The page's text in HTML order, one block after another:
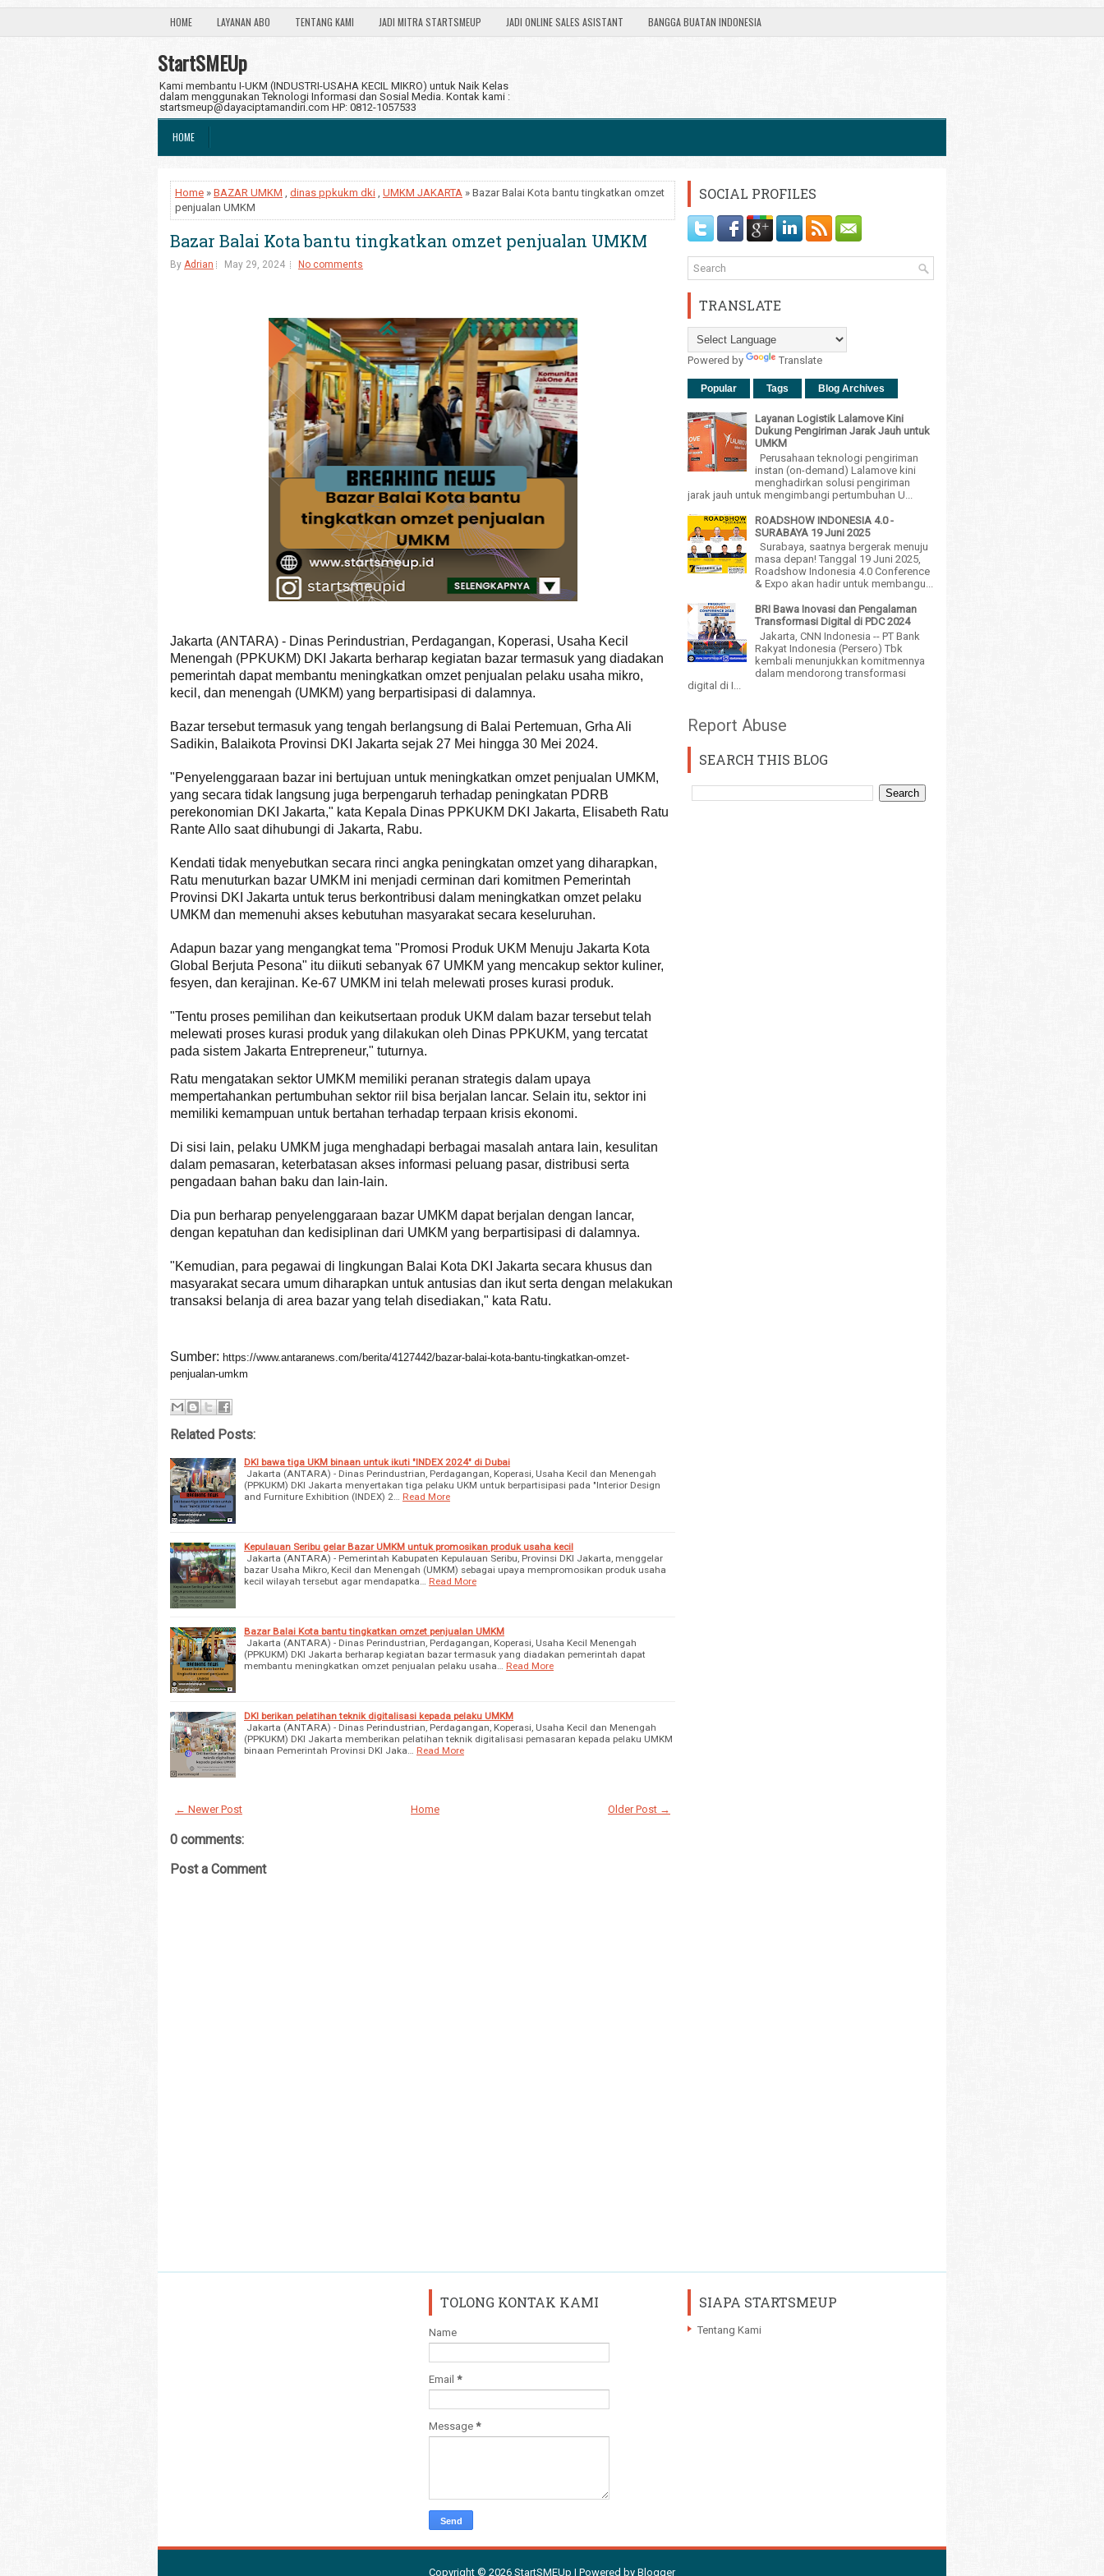
HOME LAYANAN ABO TENTANG KAMI JADI MITRA STARTSMEUP JADI ONLINE SALES ASISTANT BANGGA BUATAN INDONESIA
StartSMEUp
Kami membantu I-UKM (INDUSTRI-USAHA KECIL MIKRO) untuk Naik Kelas
dalam menggunakan Teknologi Informasi dan Sosial Media. Kontak kami :
startsmeup@dayaciptamandiri.com HP: 0812-1057533
HOME
Home » BAZAR UMKM , dinas ppkukm dki , UMKM JAKARTA » Bazar Balai Kota bantu tingkatkan omzet
penjualan UMKM
Bazar Balai Kota bantu tingkatkan omzet penjualan UMKM
By Adrian May 29, 2024 No comments
Jakarta (ANTARA) - Dinas Perindustrian, Perdagangan, Koperasi, Usaha Kecil
Menengah (PPKUKM) DKI Jakarta berharap kegiatan bazar termasuk yang diadakan
pemerintah dapat membantu meningkatkan omzet penjualan pelaku usaha mikro,
kecil, dan menengah (UMKM) yang berpartisipasi di dalamnya.
Bazar tersebut termasuk yang tengah berlangsung di Balai Pertemuan, Grha Ali
Sadikin, Balaikota Provinsi DKI Jakarta sejak 27 Mei hingga 30 Mei 2024.
"Penyelenggaraan bazar ini bertujuan untuk meningkatkan omzet penjualan UMKM,
yang secara tidak langsung juga berpengaruh terhadap peningkatan PDRB
perekonomian DKI Jakarta," kata Kepala Dinas PPKUKM DKI Jakarta, Elisabeth Ratu
Rante Allo saat dihubungi di Jakarta, Rabu.
Kendati tidak menyebutkan secara rinci angka peningkatan omzet yang diharapkan,
Ratu menuturkan bazar UMKM ini menjadi cerminan dari komitmen Pemerintah
Provinsi DKI Jakarta untuk terus berkontribusi dalam meningkatkan omzet pelaku
UMKM dan memenuhi akses kebutuhan masyarakat secara keseluruhan.
Adapun bazar yang mengangkat tema "Promosi Produk UKM Menuju Jakarta Kota
Global Berjuta Pesona" itu diikuti sebanyak 67 UMKM yang mencakup sektor kuliner,
fesyen, dan kerajinan. Ke-67 UMKM ini telah melewati proses kurasi produk.
"Tentu proses pemilihan dan keikutsertaan produk UKM dalam bazar tersebut telah
melewati proses kurasi produk yang dilakukan oleh Dinas PPKUKM, yang tercatat
pada sistem Jakarta Entrepreneur," tuturnya.
Ratu mengatakan sektor UMKM memiliki peranan strategis dalam upaya
mempertahankan pertumbuhan sektor riil bisa berjalan lancar. Selain itu, sektor ini
memiliki kemampuan untuk bertahan terhadap terpaan krisis ekonomi.
Di sisi lain, pelaku UMKM juga menghadapi berbagai masalah antara lain, kesulitan
dalam pemasaran, keterbatasan akses informasi peluang pasar, distribusi serta
pengadaan bahan baku dan lain-lain.
Dia pun berharap penyelenggaraan bazar UMKM dapat berjalan dengan lancar,
dengan kepatuhan dan kedisiplinan dari UMKM yang berpartisipasi di dalamnya.
"Kemudian, para pegawai di lingkungan Balai Kota DKI Jakarta secara khusus dan
masyarakat secara umum diharapkan untuk antusias dan ikut serta dengan melakukan
transaksi belanja di area bazar yang telah disediakan," kata Ratu.
Sumber: https://www.antaranews.com/berita/4127442/bazar-balai-kota-bantu-tingkatkan-omzet-
penjualan-umkm
Related Posts:
DKI bawa tiga UKM binaan untuk ikuti "INDEX 2024" di Dubai
Jakarta (ANTARA) - Dinas Perindustrian, Perdagangan, Koperasi, Usaha Kecil dan Menengah
(PPKUKM) DKI Jakarta menyertakan tiga pelaku UKM untuk berpartisipasi pada "Interior Design
and Furniture Exhibition (INDEX) 2…
Read More
Kepulauan Seribu gelar Bazar UMKM untuk promosikan produk usaha kecil
Jakarta (ANTARA) - Pemerintah Kabupaten Kepulauan Seribu, Provinsi DKI Jakarta, menggelar
bazar Usaha Mikro, Kecil dan Menengah (UMKM) sebagai upaya mempromosikan produk usaha
kecil wilayah tersebut agar mendapatka…
Read More
Bazar Balai Kota bantu tingkatkan omzet penjualan UMKM
Jakarta (ANTARA) - Dinas Perindustrian, Perdagangan, Koperasi, Usaha Kecil Menengah
(PPKUKM) DKI Jakarta berharap kegiatan bazar termasuk yang diadakan pemerintah dapat
membantu meningkatkan omzet penjualan pelaku usaha…
Read More
DKI berikan pelatihan teknik digitalisasi kepada pelaku UMKM
Jakarta (ANTARA) - Dinas Perindustrian, Perdagangan, Koperasi, Usaha Kecil dan Menengah
(PPKUKM) DKI Jakarta memberikan pelatihan teknik digitalisasi pemasaran kepada pelaku UMKM
binaan Pemerintah Provinsi DKI Jaka…
Read More
← Newer Post Older Post →
Home
0 comments:
Post a Comment
SOCIAL PROFILES
TRANSLATE
Powered by Translate
Popular Tags Blog Archives
Layanan Logistik Lalamove Kini
Dukung Pengiriman Jarak Jauh untuk
UMKM
Perusahaan teknologi pengiriman
instan (on-demand) Lalamove kini
menghadirkan solusi pengiriman
jarak jauh untuk mengimbangi pertumbuhan U...
ROADSHOW INDONESIA 4.0 -
SURABAYA 19 Juni 2025
Surabaya, saatnya bergerak menuju
masa depan! Tanggal 19 Juni 2025,
Roadshow Indonesia 4.0 Conference
& Expo akan hadir untuk membangu...
BRI Bawa Inovasi dan Pengalaman
Transformasi Digital di PDC 2024
Jakarta, CNN Indonesia -- PT Bank
Rakyat Indonesia (Persero) Tbk
kembali menunjukkan komitmennya
dalam mendorong transformasi
digital di I...
Report Abuse
SEARCH THIS BLOG
TOLONG KONTAK KAMI
Name
Email *
Message *
SIAPA STARTSMEUP
Tentang Kami
Copyright © 2026 StartSMEUp | Powered by Blogger